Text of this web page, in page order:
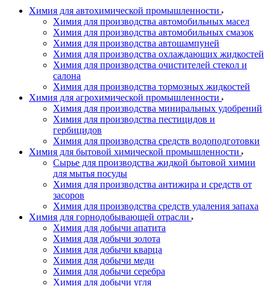
Химия для автохимической промышленности
Химия для производства автомобильных масел
Химия для производства автомобильных смазок
Химия для производства автошампуней
Химия для производства охлаждающих жидкостей
Химия для производства очистителей стекол и
салона
Химия для производства тормозных жидкостей
Химия для агрохимической промышленности
Химия для производства миниральных удобрений
Химия для производства пестицидов и
гербицидов
Химия для производства средств водоподготовки
Химия для бытовой химической промышленности
Сырье для производства жидкой бытовой химии
для мытья посуды
Химия для производства антижира и средств от
засоров
Химия для производства средств удаления запаха
Химия для горнодобывающей отрасли
Химия для добычи апатита
Химия для добычи золота
Химия для добычи кварца
Химия для добычи меди
Химия для добычи серебра
Химия для добычи угля